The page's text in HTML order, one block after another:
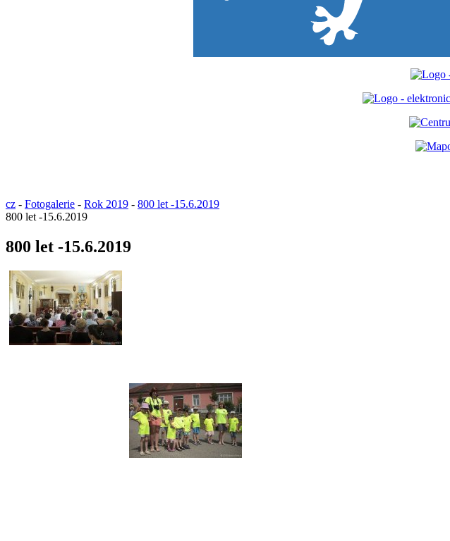
cz - Fotogalerie - Rok 2019 - 800 let -15.6.2019
800 let -15.6.2019
800 let -15.6.2019